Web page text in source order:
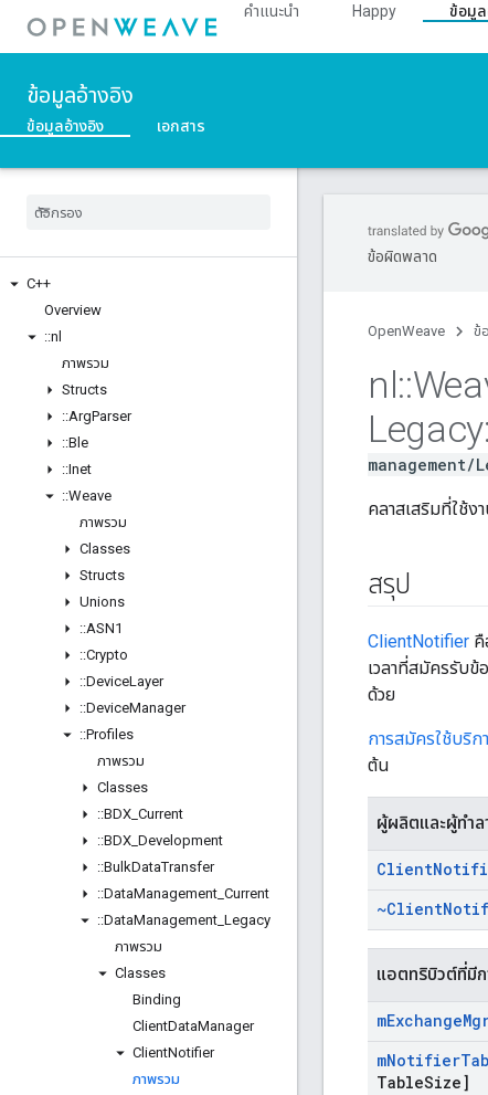
คำแนะนำ Happy ข้อมูล
ข้อมูลอ้างอิง
ข้อมูลอ้างอิง เอกสาร
C++
Overview
::nl
ภาพรวม
Structs
::ArgParser
::Ble
::Inet
::Weave
ภาพรวม
Classes
Structs
Unions
::ASN1
::Crypto
::DeviceLayer
::DeviceManager
::Profiles
ภาพรวม
Classes
::BDX Current
::BDX Development
::BulkDataTransfer
::DataManagement Current
::DataManagement Legacy
ภาพรวม
Classes
Binding
ClientDataManager
ClientNotifier
ภาพรวม
ข้อผิดพลาด
OpenWeave ข้
nl::
Legacy
คลาสเสริมที่ใช้ง
สรุป
ClientNotifier คื
เวลาที่สมัครรับ
ด้วย
การสมัครใช้บริก
ต้น
ผู้ผลิตและผู้ทำล
Client
~Client
แอตทริบิวต์ที่มี
mExchange
mNotifier
TableSize]